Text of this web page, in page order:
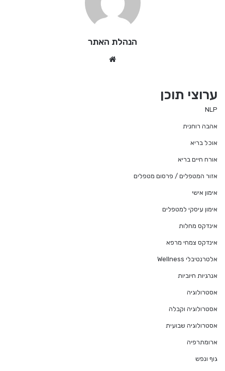
הנהלת האתר
ערוצי תוכן
NLP
אהבה רוחנית
אוכל בריא
אורח חיים בריא
אזור המטפלים / פרסום מטפלים
אימון אישי
אימון עיסקי למטפלים
אינדקס מחלות
אינדקס צמחי מרפא
אלטרנטיבלי Wellness
אנרגיות חיוביות
אסטרולוגיה
אסטרולוגיה וקבלה
אסטרולוגיה שבועית
ארומתרפיה
גוף ונפש